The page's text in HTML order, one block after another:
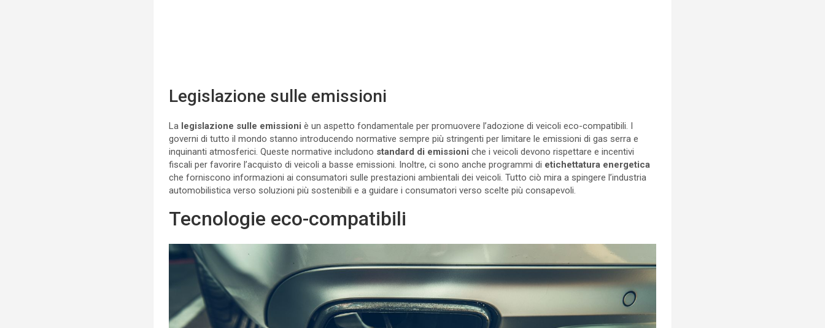
Legislazione sulle emissioni
La legislazione sulle emissioni è un aspetto fondamentale per promuovere l’adozione di veicoli eco-compatibili. I
governi di tutto il mondo stanno introducendo normative sempre più stringenti per limitare le emissioni di gas serra e
inquinanti atmosferici. Queste normative includono standard di emissioni che i veicoli devono rispettare e incentivi
fiscali per favorire l’acquisto di veicoli a basse emissioni. Inoltre, ci sono anche programmi di etichettatura energetica
che forniscono informazioni ai consumatori sulle prestazioni ambientali dei veicoli. Tutto ciò mira a spingere l’industria
automobilistica verso soluzioni più sostenibili e a guidare i consumatori verso scelte più consapevoli.
Tecnologie eco-compatibili